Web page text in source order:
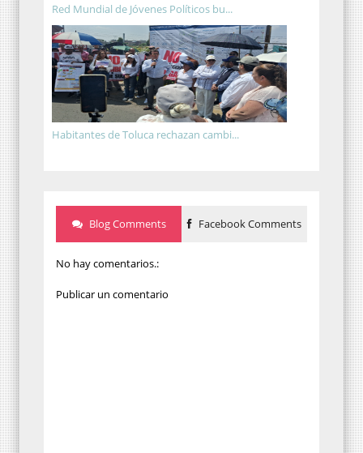
Red Mundial de Jóvenes Políticos bu...
Habitantes de Toluca rechazan cambi...
Blog Comments Facebook Comments
No hay comentarios.:
Publicar un comentario